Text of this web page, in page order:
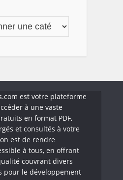
est votre plateforme
à une vaste
en format PDF,
et consultés à votre
est de rendre
à tous, en offrant
couvrant divers
pour le développement